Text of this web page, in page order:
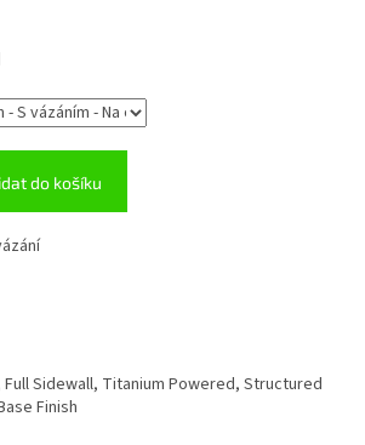
do košíku
Sidewall, Titanium Powered, Structured
Finish